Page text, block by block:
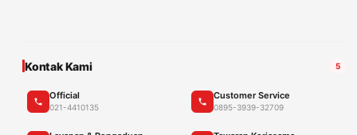
Kontak Kami 5
Official
021-4410135
Customer Service
0895-3939-32709